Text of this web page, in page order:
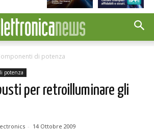
di potenza
potenza
per retroilluminare gli
- 14 Ottobre 2009